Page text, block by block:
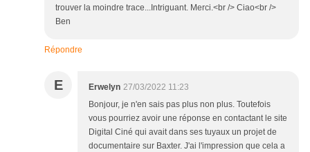
trouver la moindre trace...Intriguant. Merci.<br /> Ciao<br />
Ben
Répondre
E Erwelyn 27/03/2022 11:23
Bonjour, je n'en sais pas plus non plus. Toutefois
vous pourriez avoir une réponse en contactant le site
Digital Ciné qui avait dans ses tuyaux un projet de
documentaire sur Baxter. J'ai l'impression que cela a